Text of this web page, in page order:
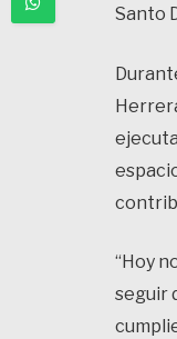
Santo
“Hoy
seguir